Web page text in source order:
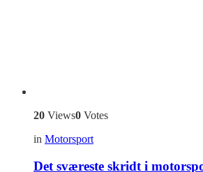
20 Views0 Votes
in Motorsport
Det sværeste skridt i